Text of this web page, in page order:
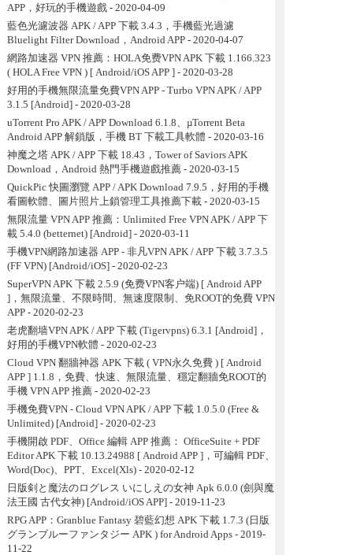
APP，好玩的手機遊戲- 2020-04-09
藍色光濾波器 APK / APP 下載 3.4.3，手機藍光過濾
Bluelight Filter Download，Android APP- 2020-04-07
網路加速器 VPN 推薦：HOLA免费VPN APK 下載 1.166.323
( HOLA Free VPN ) [ Android/iOS APP ]- 2020-03-28
好用的手機無限流量免費VPN APP - Turbo VPN APK / APP
3.1.5 [Android]- 2020-03-28
uTorrent Pro APK / APP Download 6.1.8、µTorrent Beta
Android APP 解鎖版，手機 BT 下載工具軟體 - 2020-03-16
神魔之塔 APK / APP 下載 18.43，Tower of Saviors APK
Download，Android 熱門手機遊戲推薦- 2020-03-15
QuickPic 快圖瀏覽 APP / APK Download 7.9.5，好用的手機
看圖軟體、圖片照片上鎖管理工具推薦下載- 2020-03-15
無限流量 VPN APP 推薦：Unlimited Free VPN APK / APP 下
載 5.4.0 (betternet) [Android]- 2020-03-11
手機VPN網路加速器 APP - 非凡VPN APK / APP 下載 3.7.3.5
(FF VPN) [Android/iOS]- 2020-02-23
SuperVPN APK 下載 2.5.9 (免费VPN客户端) [ Android APP
]，無限流量、不限時間、無速度限制、免ROOT的免費 VPN
APP- 2020-02-23
老虎翻墙VPN APK / APP 下載 (Tigervpns) 6.3.1 [Android]，
好用的手機VPN軟體 - 2020-02-23
Cloud VPN 翻牆神器 APK 下載 ( VPN永久免費 ) [ Android
APP ] 1.1.8，免費、快速、無限流量、穩定翻牆免ROOT的
手機 VPN APP 推薦- 2020-02-23
手機免費VPN - Cloud VPN APK / APP 下載 1.0.5.0 (Free &
Unlimited) [Android]- 2020-02-23
手機開啟 PDF、Office 編輯 APP 推薦： OfficeSuite + PDF
Editor APK 下載 10.13.24988 [ Android APP ]，可編輯 PDF、
Word(Doc)、PPT、Excel(Xls)- 2020-02-12
日版剣と魔法のログレス いにしえの女神 Apk 6.0.0 (劍與魔
法王國 古代女神) [Android/iOS APP]- 2019-11-23
RPG APP：Granblue Fantasy 碧藍幻想 APK 下載 1.7.3 (日版
グランブルーファンタジー APK ) for Android Apps - 2019-
11-22